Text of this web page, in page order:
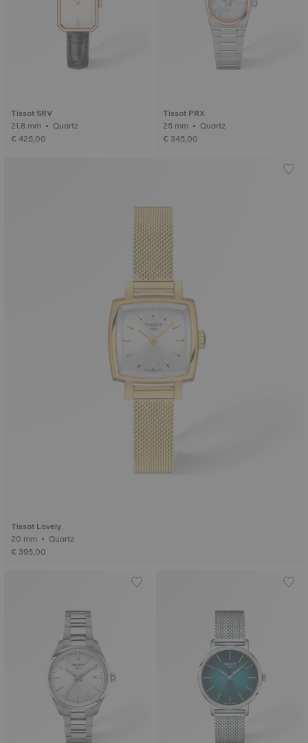
Tissot SRV
21.8 mm • Quartz
€ 425,00
Tissot PRX
25 mm • Quartz
€ 345,00
Tissot Lovely
20 mm • Quartz
€ 395,00